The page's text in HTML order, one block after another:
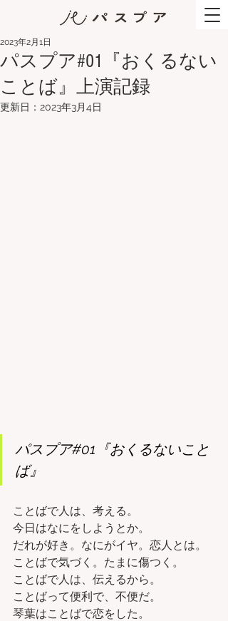
パスプア#01『おくるない
ことば』上演記録
2023年2月1日
更新日： 2023年3月4日
パスプア#01『おくるないこと
ば』
ことばで人は、考える。
今日はなにをしようとか。
だれが好き。なにがイヤ。恋人とは。
ことばで気づく。たまに傷つく。
ことばで人は、伝えるから。
ことばって便利で、不便だ。
琴葉はことばで恋をした。